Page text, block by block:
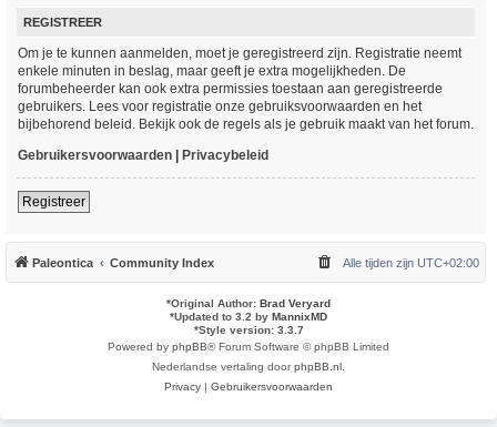
REGISTREER
Om je te kunnen aanmelden, moet je geregistreerd zijn. Registratie neemt
enkele minuten in beslag, maar geeft je extra mogelijkheden. De
forumbeheerder kan ook extra permissies toestaan aan geregistreerde
gebruikers. Lees voor registratie onze gebruiksvoorwaarden en het
bijbehorend beleid. Bekijk ook de regels als je gebruik maakt van het forum.
Gebruikersvoorwaarden | Privacybeleid
Registreer
Paleontica Community Index Alle tijden zijn UTC+02:00
*Original Author: Brad Veryard
*Updated to 3.2 by MannixMD
*Style version: 3.3.7
Powered by phpBB® Forum Software © phpBB Limited
Nederlandse vertaling doorphpBB.nl
Privacy | Gebruikersvoorwaarden